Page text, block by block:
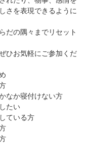
さを表現できるように
だの隅々までリセット
ひお気軽にご参加くだ
なか寝付けない方
たい
ている方